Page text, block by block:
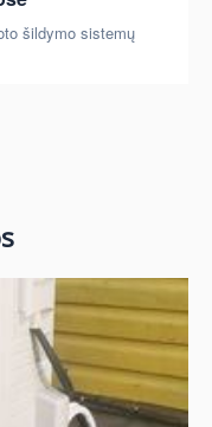
šildymo sistemų